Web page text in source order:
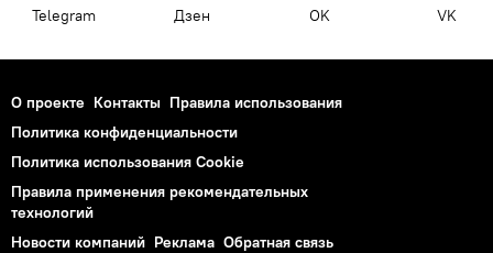
Telegram Дзен OK VK
О проекте Контакты Правила использования
Политика конфиденциальности
Политика использования Cookie
Правила применения рекомендательных
технологий
Новости компаний Реклама Обратная связь